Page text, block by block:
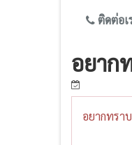
ติดต่อเ
อยาก
อยากทรา